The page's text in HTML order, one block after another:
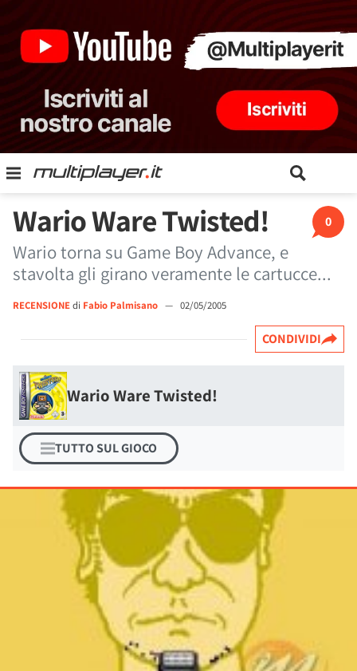
0
Wario Ware Twisted!
Wario torna su Game Boy Advance, e
stavolta gli girano veramente le cartucce...
RECENSIONEdi Fabio Palmisano — 02/05/2005
CONDIVIDI
Wario Ware Twisted!
TUTTO SUL GIOCO